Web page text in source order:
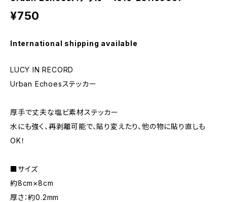
¥750
International shipping available
LUCY IN RECORD
Urban Echoesステッカー
厚手で丈夫な塩ビ素材ステッカー
水にも強く、再剥離可能で、貼り変えたり、他の物に貼り直しも
OK！
■サイズ
約8cm×8cm
厚さ：約0.2mm